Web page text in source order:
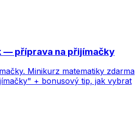
— příprava na přijímačky
Minikurz matematiky zdarma
+ bonusový tip, jak vybrat